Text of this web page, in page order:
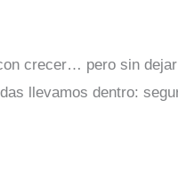
crecer… pero sin
llevamos dentro: